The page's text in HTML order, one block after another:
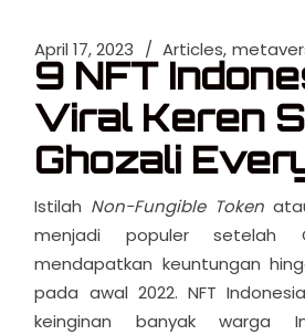
April 17, 2023 Articles
9 NFT
Viral Keren
Ghozali
Istilah Non-Fungible Token
menjadi populer setelah
mendapatkan keuntungan
pada awal 2022. NFT
keinginan banyak warga